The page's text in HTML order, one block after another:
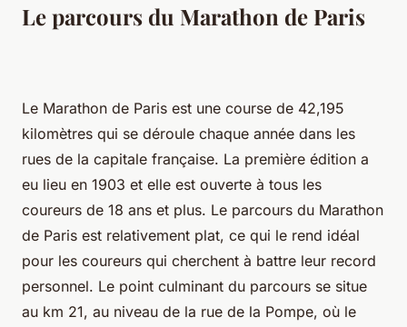
Le parcours du Marathon de Paris
Le Marathon de Paris est une course de 42,195
kilomètres qui se déroule chaque année dans les
rues de la capitale française. La première édition a
eu lieu en 1903 et elle est ouverte à tous les
coureurs de 18 ans et plus. Le parcours du Marathon
de Paris est relativement plat, ce qui le rend idéal
pour les coureurs qui cherchent à battre leur record
personnel. Le point culminant du parcours se situe
au km 21, au niveau de la rue de la Pompe, où le